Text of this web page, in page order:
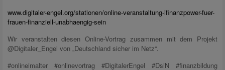
www.digitaler-engel.org/stationen/online-veranstaltung-ifinanzpower-fuer-
frauen-finanziell-unabhaengig-sein
Wir veranstalten diesen Online-Vortrag zusammen mit dem Projekt
@Digitaler_Engel von „Deutschland sicher im Netz“.
#onlineimalter #onlinevortrag #DigitalerEngel #DsiN #finanzbildung